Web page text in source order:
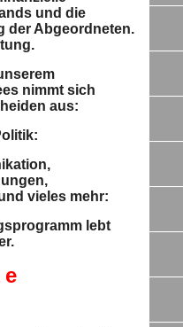
und die
der Abgeordneten.
nimmt sich
aus:
:
vieles mehr:
lebt